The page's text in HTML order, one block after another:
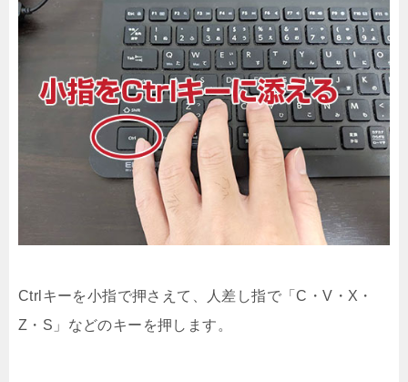
Ctrlキーを小指で押さえて、人差し指で「C・V・X・
Z・S」などのキーを押します。